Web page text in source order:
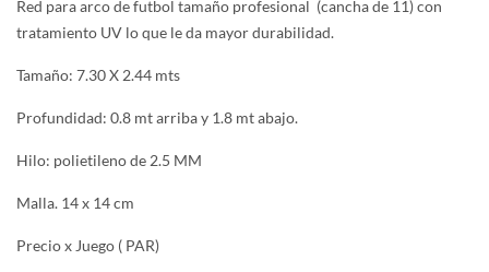
Red para arco de futbol tamaño profesional (cancha de 11) con
tratamiento UV lo que le da mayor durabilidad.
Tamaño: 7.30 X 2.44 mts
Profundidad: 0.8 mt arriba y 1.8 mt abajo.
Hilo: polietileno de 2.5 MM
Malla. 14 x 14 cm
Precio x Juego ( PAR)